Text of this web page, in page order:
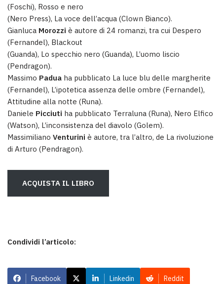
(Foschi), Rosso e nero
(Nero Press), La voce dell’acqua (Clown Bianco).
Gianluca Morozzi è autore di 24 romanzi, tra cui Despero
(Fernandel), Blackout
(Guanda), Lo specchio nero (Guanda), L’uomo liscio
(Pendragon).
Massimo Padua ha pubblicato La luce blu delle margherite
(Fernandel), L’ipotetica assenza delle ombre (Fernandel),
Attitudine alla notte (Runa).
Daniele Picciuti ha pubblicato Terraluna (Runa), Nero Elfico
(Watson), L’inconsistenza del diavolo (Golem).
Massimiliano Venturini è autore, tra l’altro, de La rivoluzione
di Arturo (Pendragon).
ACQUISTA IL LIBRO
Condividi l’articolo:
Facebook Linkedin Reddit